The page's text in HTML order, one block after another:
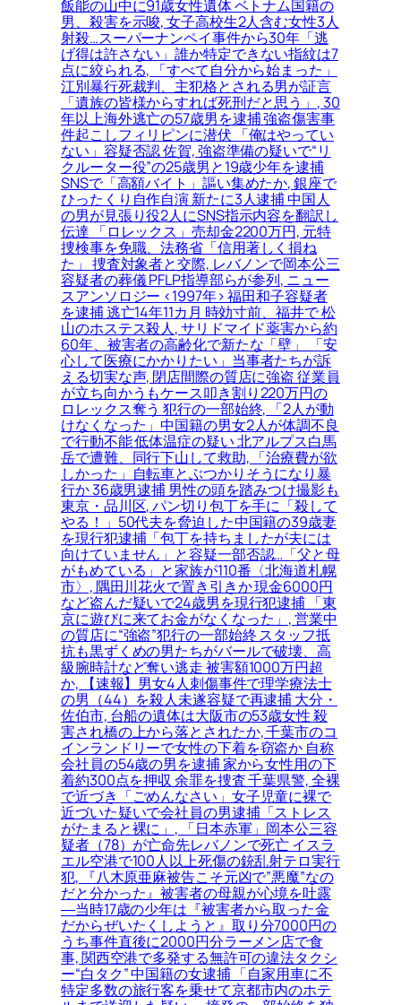
飯能の山中に91歳女性遺体 ベトナム国籍の
男、殺害を示唆, 女子高校生2人含む女性3人
射殺…スーパーナンペイ事件から30年「逃
げ得は許さない」誰か特定できない指紋は7
点に絞られる, 「すべて自分から始まった」
江別暴行死裁判、主犯格とされる男が証言
「遺族の皆様からすれば死刑だと思う」, 30
年以上海外逃亡の57歳男を逮捕 強盗傷害事
件起こしフィリピンに潜伏 「俺はやってい
ない」容疑否認 佐賀, 強盗準備の疑いで“リ
クルーター役”の25歳男と19歳少年を逮捕
SNSで「高額バイト」謳い集めたか, 銀座で
ひったくり自作自演 新たに3人逮捕 中国人
の男が見張り役2人にSNS指示内容を翻訳し
伝達 「ロレックス」売却金2200万円, 元特
捜検事を免職、法務省「信用著しく損ね
た」 捜査対象者と交際, レバノンで岡本公三
容疑者の葬儀 PFLP指導部らが参列, ニュー
スアンソロジー <1997年> 福田和子容疑者
を逮捕 逃亡14年11カ月 時効寸前、福井で 松
山のホステス殺人, サリドマイド薬害から約
60年、被害者の高齢化で新たな「壁」 「安
心して医療にかかりたい」当事者たちが訴
える切実な声, 閉店間際の質店に強盗 従業員
が立ち向かうもケース叩き割り220万円の
ロレックス奪う 犯行の一部始終, 「2人が動
けなくなった」中国籍の男女2人が体調不良
で行動不能 低体温症の疑い 北アルプス白馬
岳で遭難、同行下山して救助, 「治療費が欲
しかった」自転車とぶつかりそうになり暴
行か 36歳男逮捕 男性の頭を踏みつけ撮影も
東京・品川区, パン切り包丁を手に「殺して
やる！」50代夫を脅迫した中国籍の39歳妻
を現行犯逮捕「包丁を持ちましたが夫には
向けていません」と容疑一部否認…「父と母
がもめている」と家族が110番〈北海道札幌
市〉, 隅田川花火で置き引きか 現金6000円
など盗んだ疑いで24歳男を現行犯逮捕 「東
京に遊びに来てお金がなくなった」, 営業中
の質店に“強盗”犯行の一部始終 スタッフ抵
抗も黒ずくめの男たちがバールで破壊、高
級腕時計など奪い逃走 被害額1000万円超
か, 【速報】男女4人刺傷事件で理学療法士
の男（44）を殺人未遂容疑で再逮捕 大分・
佐伯市, 台船の遺体は大阪市の53歳女性 殺
害され橋の上から落とされたか, 千葉市のコ
インランドリーで女性の下着を窃盗か 自称
会社員の54歳の男を逮捕 家から女性用の下
着約300点を押収 余罪を捜査 千葉県警, 全裸
で近づき「ごめんなさい」女子児童に裸で
近づいた疑いで会社員の男逮捕「ストレス
がたまると裸に」, 「日本赤軍」岡本公三容
疑者（78）が亡命先レバノンで死亡 イスラ
エル空港で100人以上死傷の銃乱射テロ実行
犯, 『八木原亜麻被告こそ元凶で”悪魔”なの
だと分かった』被害者の母親が心境を吐露
―当時17歳の少年は『被害者から取った金
だからぜいたくしようと』取り分7000円の
うち事件直後に2000円分ラーメン店で食
事, 関西空港で多発する無許可の違法タクシ
ー“白タク” 中国籍の女逮捕 「自家用車に不
特定多数の旅行客を乗せて京都市内のホテ